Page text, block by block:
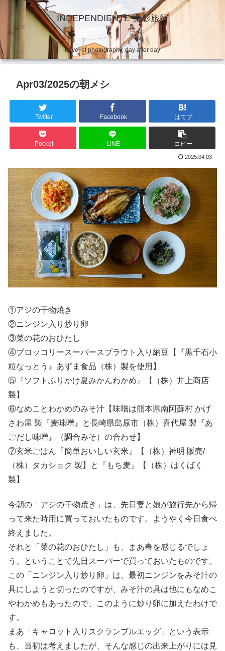
INDEPENDIENTE 撮影旅行
travel of photography, day after day
Apr03/2025の朝メシ
Twitter Facebook はてブ
Pocket LINE コピー
2025.04.03
①アジの干物焼き
②ニンジン入り炒り卵
③菜の花のおひたし
④ブロッコリースーパースプラウト入り納豆【『黒千石小
粒なっとう』あずま食品（株）製を使用】
⑤『ソフトふりかけ夏みかんわかめ』【（株）井上商店
製】
⑥なめことわかめのみそ汁【味噌は熊本県南阿蘇村 かげ
さわ屋 製『麦味噌』と長崎県島原市（株）喜代屋 製『あ
ごだし味噌』（調合みそ）の合わせ】
⑦玄米ごはん『簡単おいしい玄米』【（株）神明 販売/
（株）タカショク 製】と『もち麦』【（株）はくばく
製】
今朝の「アジの干物焼き」は、先日妻と娘が旅行先から帰
って来た時用に買っておいたものです。ようやく今日食べ
終えました。
それと「菜の花のおひたし」も、まあ春を感じるでしょ
う、ということで先日スーパーで買っておいたものです。
この「ニンジン入り炒り卵」は、最初ニンジンをみそ汁の
具にしようと切ったのですが、みそ汁の具は他にもなめこ
やわかめもあったので、このように炒り卵に加えたわけで
す。
まあ「キャロット入りスクランブルエッグ」という表示
も、当初は考えましたが、そんな感じの出来上がりには見